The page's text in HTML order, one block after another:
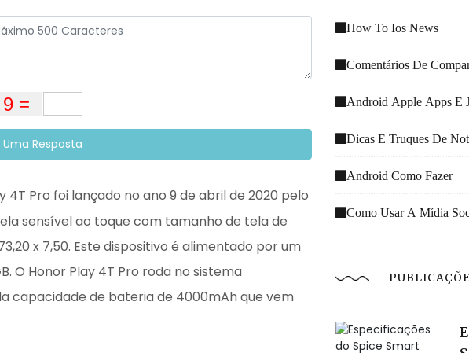
Resposta
4T Pro foi lançado no ano 9 de abril de 2020 pelo
sensível ao toque com tamanho de tela de
x 7,50. Este dispositivo é alimentado por um
O Honor Play 4T Pro roda no sistema
capacidade de bateria de 4000mAh que vem
How To Ios News
Comentários De
Android Apple Apps E
Dicas E Truques De
Android Como Fazer
Como Usar A Mídia